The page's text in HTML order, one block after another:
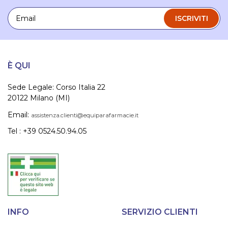
Email
ISCRIVITI
È QUI
Sede Legale: Corso Italia 22
20122 Milano (MI)
Email: assistenza.clienti@equiparafarmacie.it
Tel : +39 0524.50.94.05
INFO SERVIZIO CLIENTI